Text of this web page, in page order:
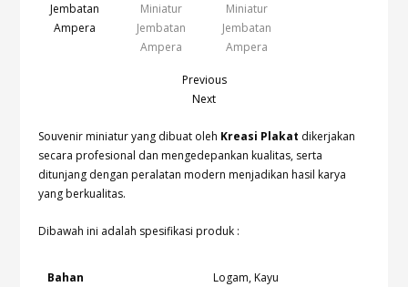
Previous
Next
Souvenir miniatur yang dibuat oleh Kreasi Plakat dikerjakan
secara profesional dan mengedepankan kualitas, serta
ditunjang dengan peralatan modern menjadikan hasil karya
yang berkualitas.
Dibawah ini adalah spesifikasi produk :
Bahan Logam, Kayu